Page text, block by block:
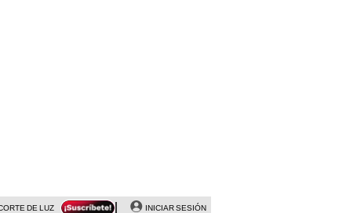
DE LUZ VIERNES 7 DE AGOSTO ALBERTO BENAVIDES
INICIAR SESIÓN